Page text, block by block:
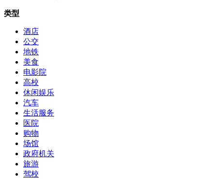
类型
酒店
公交
地铁
美食
电影院
高校
休闲娱乐
汽车
生活服务
医院
购物
场馆
政府机关
旅游
驾校